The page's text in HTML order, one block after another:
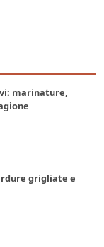
marinature,
grigliate e